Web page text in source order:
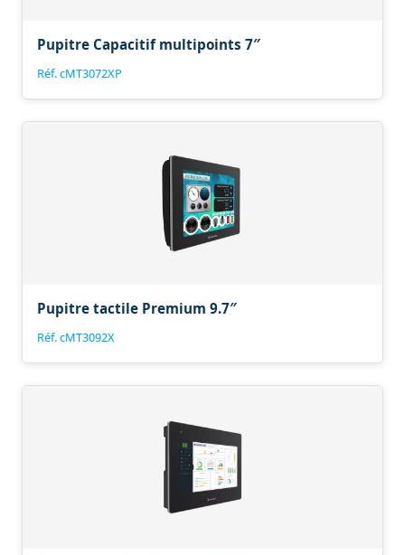
Pupitre Capacitif multipoints 7″
Réf. cMT3072XP
Pupitre tactile Premium 9.7″
Réf. cMT3092X